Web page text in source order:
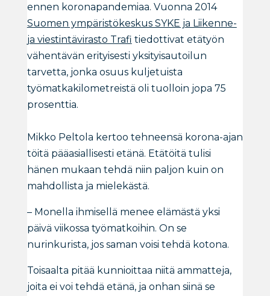
ennen koronapandemiaa. Vuonna 2014
Suomen ympäristökeskus SYKE ja Liikenne-
ja viestintävirasto Trafi tiedottivat etätyön
vähentävän erityisesti yksityisautoilun
tarvetta, jonka osuus kuljetuista
työmatkakilometreistä oli tuolloin jopa 75
prosenttia.
Mikko Peltola kertoo tehneensä korona-ajan
töitä pääasiallisesti etänä. Etätöitä tulisi
hänen mukaan tehdä niin paljon kuin on
mahdollista ja mielekästä.
– Monella ihmisellä menee elämästä yksi
päivä viikossa työmatkoihin. On se
nurinkurista, jos saman voisi tehdä kotona.
Toisaalta pitää kunnioittaa niitä ammatteja,
joita ei voi tehdä etänä, ja onhan siinä se